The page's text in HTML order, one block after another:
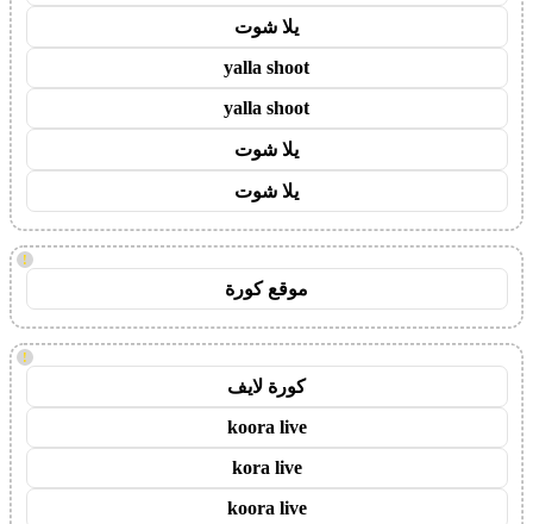
يلا شوت
yalla shoot
yalla shoot
يلا شوت
يلا شوت
!
موقع كورة
!
كورة لايف
koora live
kora live
koora live